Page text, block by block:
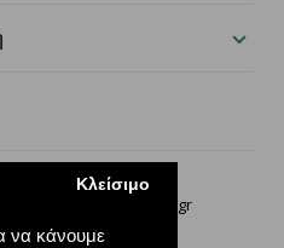
να κάνουμε
Κλείσιμο
για αποστολή
το κατάστημα
Η πλέον οικονομική και
info@packing.gr